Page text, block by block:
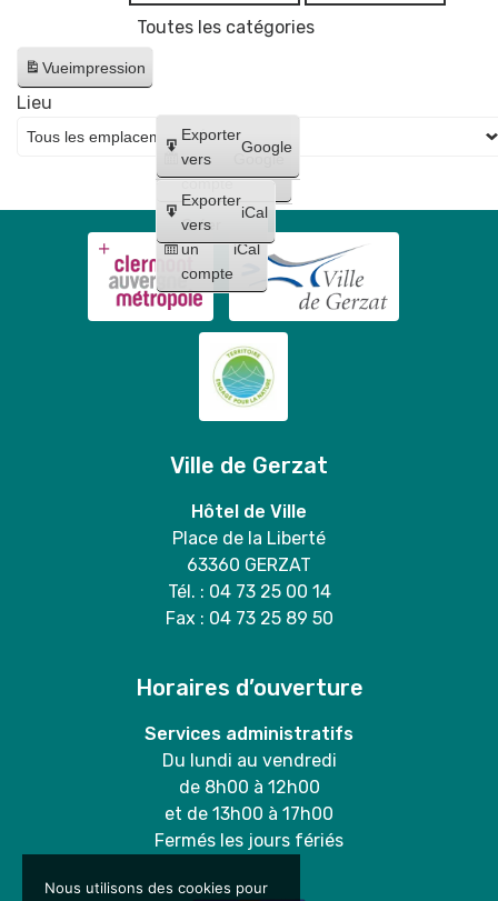
Toutes les catégories
Vueimpression
Créer
un
compte
Google
Créer
un
compte
iCal
Exporter
vers
Google
Exporter
vers
iCal
Lieu
Ville de Gerzat
Hôtel de Ville
Place de la Liberté
63360 GERZAT
Tél. : 04 73 25 00 14
Fax : 04 73 25 89 50
Horaires d’ouverture
Services administratifs
Du lundi au vendredi
de 8h00 à 12h00
et de 13h00 à 17h00
Fermés les jours fériés
Nous utilisons des cookies pour